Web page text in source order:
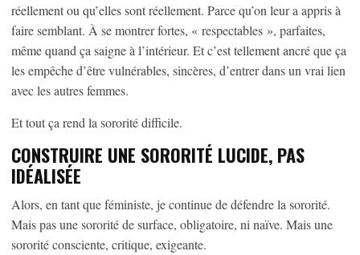
réellement ou qu’elles sont réellement. Parce qu’on leur a appris à
faire semblant. À se montrer fortes, « respectables », parfaites,
même quand ça saigne à l’intérieur. Et c’est tellement ancré que ça
les empêche d’être vulnérables, sincères, d’entrer dans un vrai lien
avec les autres femmes.
Et tout ça rend la sororité difficile.
CONSTRUIRE UNE SORORITÉ LUCIDE, PAS
IDÉALISÉE
Alors, en tant que féministe, je continue de défendre la sororité.
Mais pas une sororité de surface, obligatoire, ni naïve. Mais une
sororité consciente, critique, exigeante.